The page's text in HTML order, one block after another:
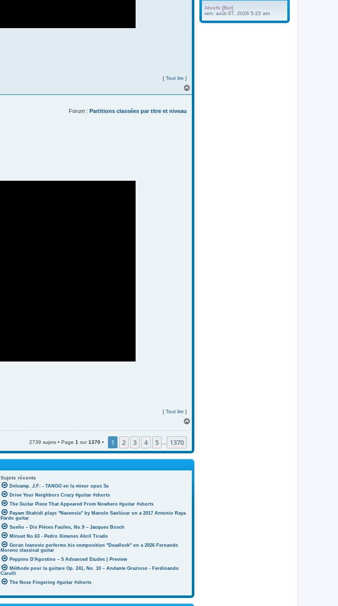
[ Tout lire ]
a
Forum : Partitions classées par titre et niveau
[ Tout lire ]
2739 sujets • Page 1 sur1370 • 1 2 3 4 5 1370
Sujets récents
Delcamp. J.F: - TANGO en la mieur opus 3a
Drive Your Neighbors Crazy #guitar #shorts
The Guitar Piece That Appeared From Nowhere #guitar #shorts
Payam Shahidi plays "Nacencia" by Manolo Sanlúcar on a 2017 Antonio Raya
Pardo guitar
Sueño – Dix Pièces Faciles, No.9 – Jacques Bosch
Minuet No.63 - Pedro Ximenes Abril Tirado
Goran Ivanovic performs his composition "Deadlock" on a 2026 Fernando
Moreno classical guitar
Peppino D'Agostino – 5 Advanced Etudes | Preview
Méthode pour la guitare Op. 241, No. 10 – Andante Grazioso - Ferdinando
Carulli
The Nose Fingering #guitar #shorts
Ahrefs [Bot]
ven. août 07, 2026 5:22 am